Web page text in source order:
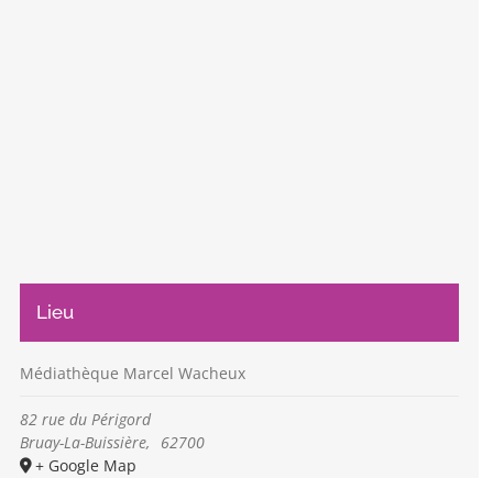
Lieu
Médiathèque Marcel Wacheux
82 rue du Périgord
Bruay-La-Buissière,
62700
+ Google Map